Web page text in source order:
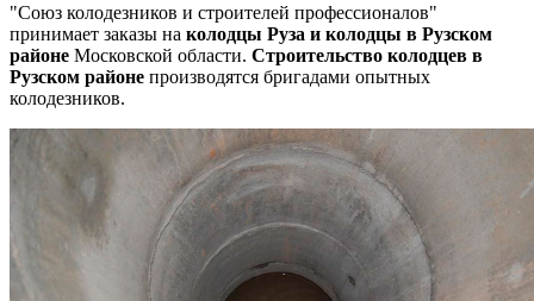
"Союз колодезников и строителей профессионалов"
принимает заказы на колодцы Руза и колодцы в Рузском
районе Московской области. Строительство колодцев в
Рузском районе производятся бригадами опытных
колодезников.